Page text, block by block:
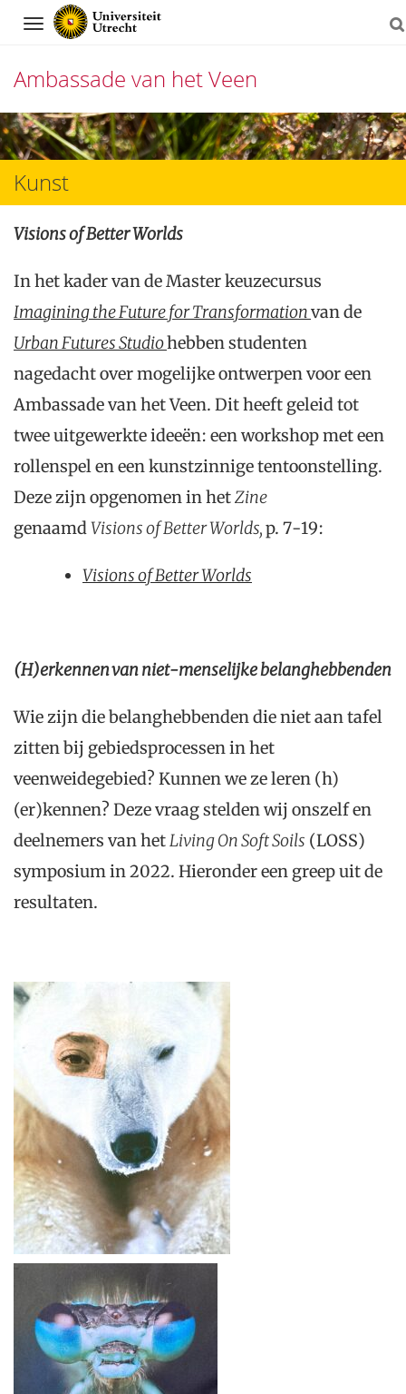
Navigation
Ambassade van het Veen
Direct
naar
hetKunst
Visions of Better Worlds
In het kader van de Master keuzecursus
Imagining the Future for Transformationvan de
Urban Futures Studiohebben studenten
nagedacht over mogelijke ontwerpen voor een
Ambassade van het Veen. Dit heeft geleid tot
twee uitgewerkte ideeën: een workshop met een
rollenspel en een kunstzinnige tentoonstelling.
Deze zijn opgenomen in hetZine
genaamdVisions of Better Worlds,p. 7-19:
Visions of Better Worlds
(H)erkennen van niet-menselijke belanghebbenden
Wie zijn die belanghebbenden die niet aan tafel
zitten bij gebiedsprocessen in het
veenweidegebied? Kunnen we ze leren (h)
(er)kennen? Deze vraag stelden wij onszelf en
deelnemers van hetLiving On Soft Soils (LOSS)
symposium in 2022. Hieronder een greep uit de
resultaten.